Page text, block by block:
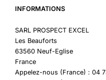
INFORMATIONS
SARL PROSPECT EXCEL
Les Beauforts
63560 Neuf-Eglise
France
Appelez-nous (France) : 04